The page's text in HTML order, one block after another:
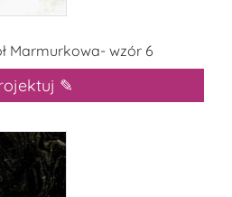
Marmurkowa- wzór 6
✎